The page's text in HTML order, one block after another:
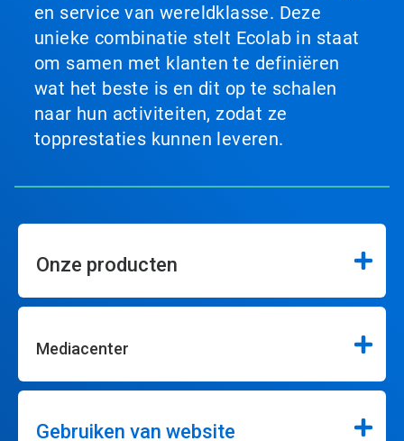
en service van wereldklasse. Deze
unieke combinatie stelt Ecolab in staat
om samen met klanten te definiëren
wat het beste is en dit op te schalen
naar hun activiteiten, zodat ze
topprestaties kunnen leveren.
Onze producten
Mediacenter
Gebruiken van website